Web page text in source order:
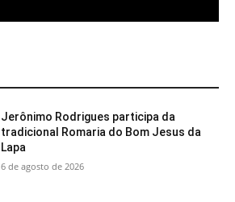
Jerônimo Rodrigues participa da
tradicional Romaria do Bom Jesus da
Lapa
6 de agosto de 2026